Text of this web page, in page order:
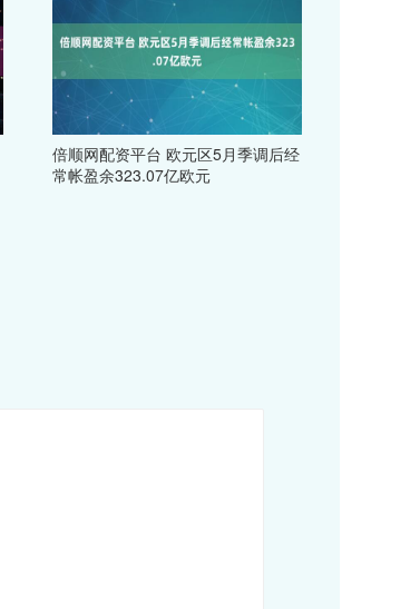
倍顺网配资平台 欧元区5月季调后经
常帐盈余323.07亿欧元